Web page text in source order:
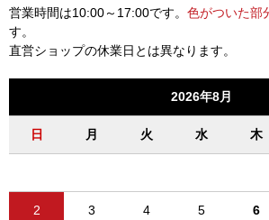
営業時間は10:00～17:00です。 色がついた部
す。
直営ショップの休業日とは異なります。
2026年8月
日 月 火 水 木
2 3 4 5 6